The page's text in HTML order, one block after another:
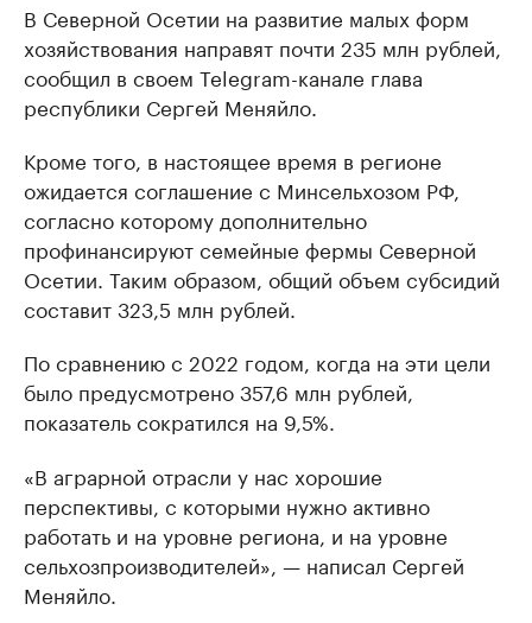
В Северной Осетии на развитие малых форм
хозяйствования направят почти 235 млн рублей,
сообщил в своем Telegram-канале глава
республики Сергей Меняйло.
Кроме того, в настоящее время в регионе
ожидается соглашение с Минсельхозом РФ,
согласно которому дополнительно
профинансируют семейные фермы Северной
Осетии. Таким образом, общий объем субсидий
составит 323,5 млн рублей.
По сравнению с 2022 годом, когда на эти цели
было предусмотрено 357,6 млн рублей,
показатель сократился на 9,5%.
«В аграрной отрасли у нас хорошие
перспективы, с которыми нужно активно
работать и на уровне региона, и на уровне
сельхозпроизводителей», — написал Сергей
Меняйло.